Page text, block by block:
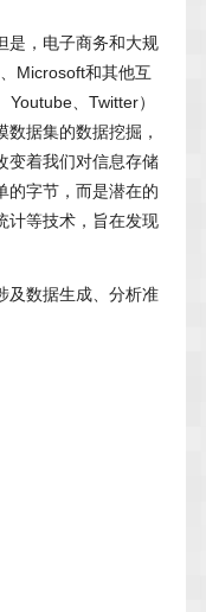
是，电子商务和大规
Microsoft和其他互
、Twitter）
据集的数据挖掘，
变着我们对信息存储
的字节，而是潜在的
计等技术，旨在发现
及数据生成、分析准